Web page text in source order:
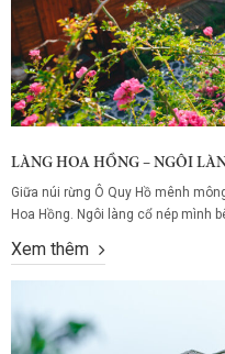
Giữa núi rừng Ô Quy Hồ mênh
Hoa Hồng. Ngôi làng cổ nép mình
hẹn hò lý...
Xem thêm